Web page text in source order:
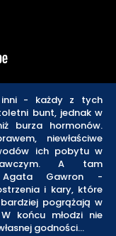
inni - każdy z tych
bunt, jednak w
burza hormonów.
niewłaściwe
ich pobytu w
A tam
Gawron -
i kary, które
pogrążają w
końcu młodzi nie
godności...